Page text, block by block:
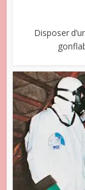
Disposer